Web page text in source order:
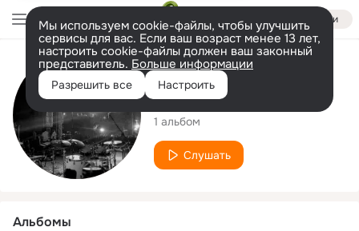
Войти
Мы используем cookie-файлы, чтобы улучшить
сервисы для вас. Если ваш возраст менее 13 лет,
настроить cookie-файлы должен ваш законный
представитель. Больше информации
Разрешить все Настроить
Исполнитель
Consuelo Dehaven
1 альбом
Слушать
Альбомы